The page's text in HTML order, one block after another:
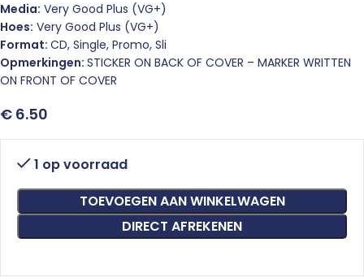
Media: Very Good Plus (VG+)
Hoes: Very Good Plus (VG+)
Format: CD, Single, Promo, Sli
Opmerkingen: STICKER ON BACK OF COVER – MARKER WRITTEN
ON FRONT OF COVER
€ 6.50
1 op voorraad
TOEVOEGEN AAN WINKELWAGEN
DIRECT AFREKENEN